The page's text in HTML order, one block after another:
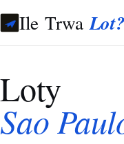
Ile TrwaLot?
Loty
Sao